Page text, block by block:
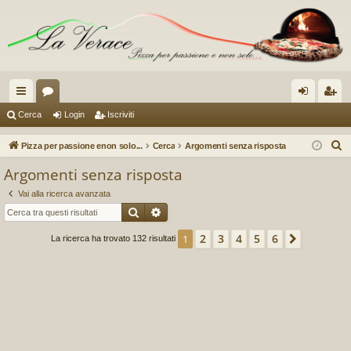
oll
eg
m
en
u in riv
Cerca Login Iscriviti
Pizza per passione enon solo... Cerca Argomenti senza risposta
Argomenti senza risposta
Vai alla ricerca avanzata
CercaRicerca avanzata
La ricerca ha trovato 132 risultati 1 2 3 4 5 6